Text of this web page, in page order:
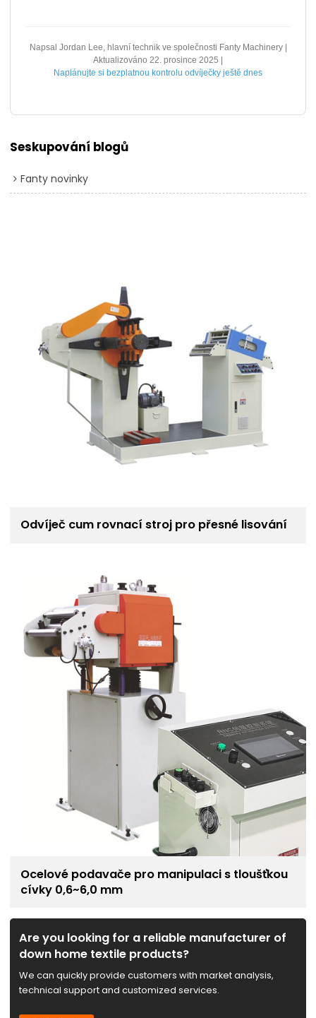
Napsal Jordan Lee, hlavní technik ve společnosti Fanty Machinery |
Aktualizováno 22. prosince 2025 |
Naplánujte si bezplatnou kontrolu odvíječky ještě dnes
Seskupování blogů
Fanty novinky
Odvíječ cum rovnací stroj pro přesné lisování
Ocelové podavače pro manipulaci s tloušťkou
cívky 0,6~6,0 mm
Are you looking for a reliable manufacturer of
down home textile products?
We can quickly provide customers with market analysis,
technical support and customized services.